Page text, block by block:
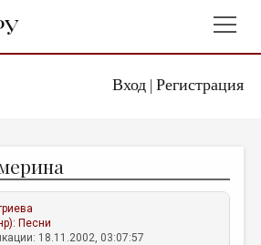
Вход| Регистрация
Песни
18.11.2002, 03:07:57